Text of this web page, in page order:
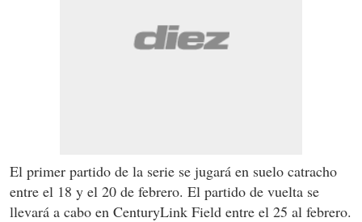
El primer partido de la serie se jugará en suelo catracho
entre el 18 y el 20 de febrero. El partido de vuelta se
llevará a cabo en CenturyLink Field entre el 25 al febrero.